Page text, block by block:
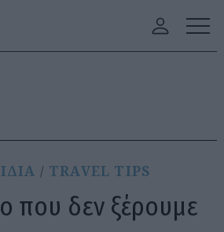
TRAVEL TIPS
που δεν ξέρουμε